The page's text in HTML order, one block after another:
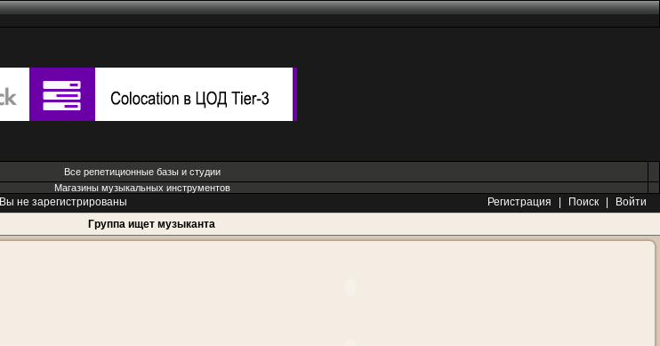
Все репетиционные базы и студии
Магазины музыкальных инструментов
Вы не зарегистрированы Регистрация Поиск
Войти
Группа ищет музыканта